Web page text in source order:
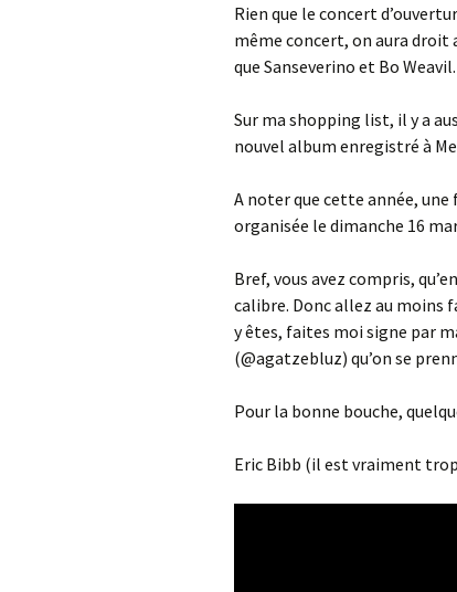
Rien que le concert
même concert, on aura droit
que Sanseverino et Bo
Sur ma shopping list, il y a
nouvel album enregistré à
A noter que cette année,
organisée le dimanche 16
Bref, vous avez compris,
calibre. Donc allez au moins
y êtes, faites moi signe par
(@agatzebluz) qu’on se
Pour la bonne bouche,
Eric Bibb (il est vraiment